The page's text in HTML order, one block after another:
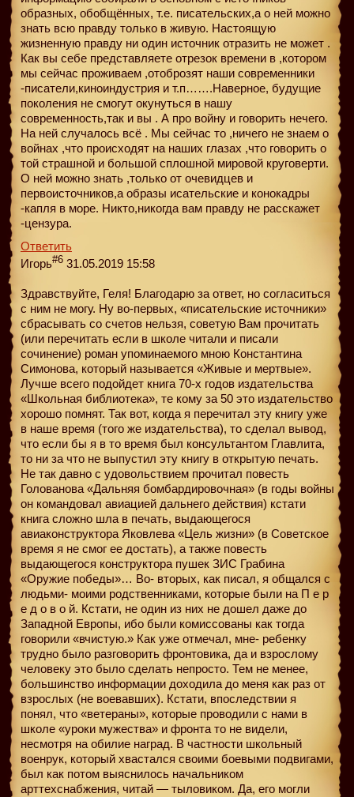
образных, обобщённых, т.е. писательских,а о ней можно
знать всю правду только в живую. Настоящую
жизненную правду ни один источник отразить не может .
Как вы себе представляете отрезок времени в ,котором
мы сейчас проживаем ,отоброзят наши современники
-писатели,киноиндустрия и т.п…….Наверное, будущие
поколения не смогут окунуться в нашу
современность,так и вы . А про войну и говорить нечего.
На ней случалось всё . Мы сейчас то ,ничего не знаем о
войнах ,что происходят на наших глазах ,что говорить о
той страшной и большой сплошной мировой круговерти.
О ней можно знать ,только от очевидцев и
первоисточников,а образы исательские и конокадры
-капля в море. Никто,никогда вам правду не расскажет
-цензура.
Ответить
Игорь#6 31.05.2019 15:58
Здравствуйте, Геля! Благодарю за ответ, но согласиться
с ним не могу. Ну во-первых, «писательские источники»
сбрасывать со счетов нельзя, советую Вам прочитать
(или перечитать если в школе читали и писали
сочинение) роман упоминаемого мною Константина
Симонова, который называется «Живые и мертвые».
Лучше всего подойдет книга 70-х годов издательства
«Школьная библиотека», те кому за 50 это издательство
хорошо помнят. Так вот, когда я перечитал эту книгу уже
в наше время (того же издательства), то сделал вывод,
что если бы я в то время был консультантом Главлита,
то ни за что не выпустил эту книгу в открытую печать.
Не так давно с удовольствием прочитал повесть
Голованова «Дальняя бомбардировочная» (в годы войны
он командовал авиацией дальнего действия) кстати
книга сложно шла в печать, выдающегося
авиаконструктора Яковлева «Цель жизни» (в Советское
время я не смог ее достать), а также повесть
выдающегося конструктора пушек ЗИС Грабина
«Оружие победы»… Во- вторых, как писал, я общался с
людьми- моими родственниками, которые были на П е р
е д о в о й. Кстати, не один из них не дошел даже до
Западной Европы, ибо были комиссованы как тогда
говорили «вчистую.» Как уже отмечал, мне- ребенку
трудно было разговорить фронтовика, да и взрослому
человеку это было сделать непросто. Тем не менее,
большинство информации доходила до меня как раз от
взрослых (не воевавших). Кстати, впоследствии я
понял, что «ветераны», которые проводили с нами в
школе «уроки мужества» и фронта то не видели,
несмотря на обилие наград. В частности школьный
военрук, который хвастался своими боевыми подвигами,
был как потом выяснилось начальником
арттехснабжения, читай — тыловиком. Да, его могли